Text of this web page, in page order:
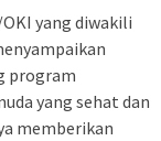
yang diwakili
program
yang sehat dan
memberikan